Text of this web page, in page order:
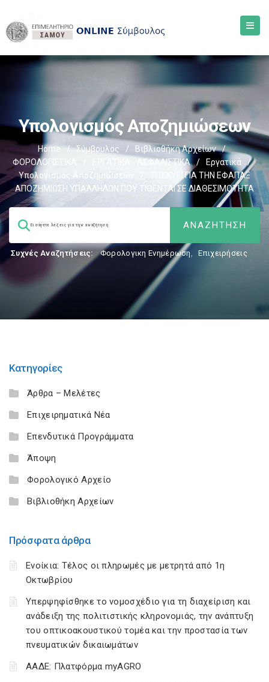
Υπολογισμός Αποζημιώσεων
Home / Σύμβουλος / Βιβλιοθήκη Αρχείων
/
ΦΟΡΟΛΟΓΙΣΤΙΚΑ
ΕΡΓΑΤΙΚΑ - ΑΣΦΑΛΙΣΤΙΚΑ / Εργατικά
/
Υπολογισμός Αποζημιώσεων
ΤΙ ΙΣΧΥΕΙ ΓΙΑ ΤΗΝ ΕΦΑΠΑΞ
ΑΠΟΖΗΜΙΩΣΗ ΥΠΑΛΛΗΛΩΝ ΠΟΥ ΤΙΘΕΝΤΑΙ ΣΕ ΔΙΑΘΕΣΙΜΟΤΗΤΑ
Συχνές Αναζητήσεις: Φορολογικη Ενημέρωση, Επιχειρήσεις
Κατηγορίες
Άρθρα – Μελέτες
Επιχειρηματικά Νέα
Επενδυτικά Προγράμματα
Άποψη
Φορολογικό Αρχείο
Βιβλιοθήκη Αρχείων
Πρόσφατα άρθρα
Ενοίκια: Τέλος οι πληρωμές με μετρητά από 1η
Οκτωβρίου
Υπερψηφίσθηκε το νομοσχέδιο για τη διαχείριση και
ανάδειξη της πολιτιστικής κληρονομιάς, την ανάπτυξη
του οπτικοακουστικού τομέα και την προστασία των
πνευματικών δικαιωμάτων
ΑΑΔΕ: Πλατφόρμα myAGRO